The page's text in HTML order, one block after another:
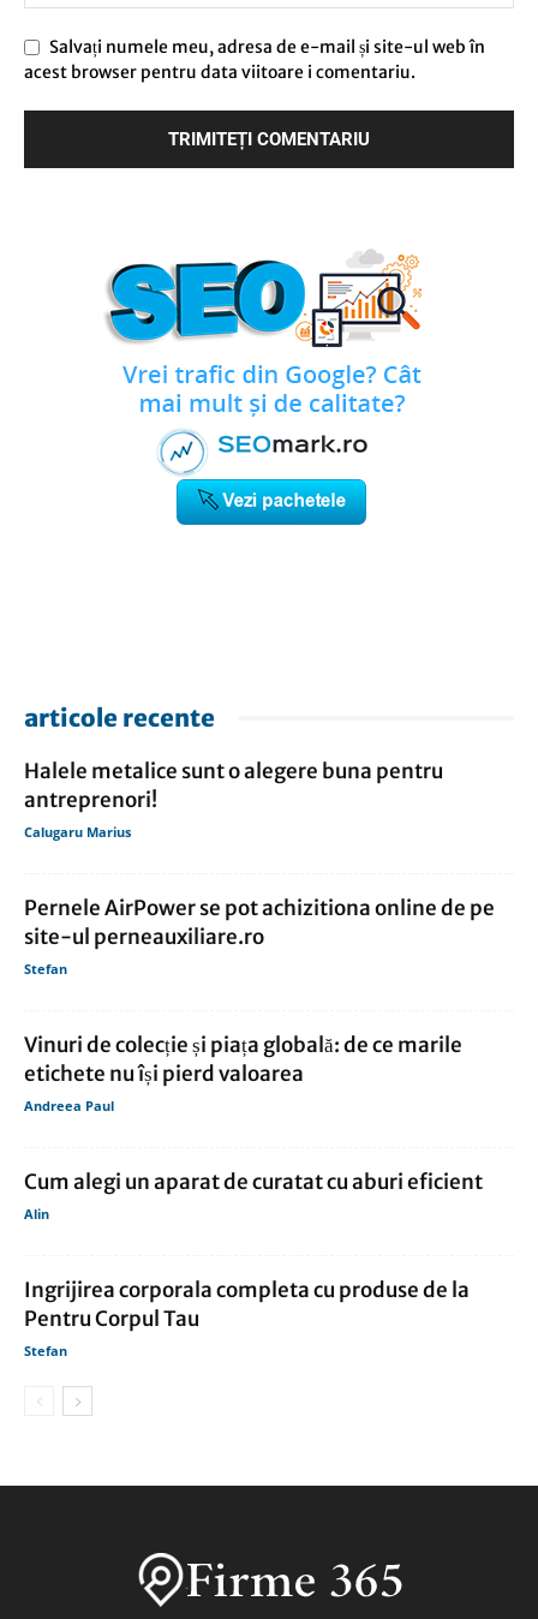
Salvați numele meu, adresa de e-mail și site-ul web în
acest browser pentru data viitoare i comentariu.
articole recente
Halele metalice sunt o alegere buna pentru
antreprenori!
Calugaru Marius
Pernele AirPower se pot achizitiona online de pe
site-ul perneauxiliare.ro
Stefan
Vinuri de colecție și piața globală: de ce marile
etichete nu își pierd valoarea
Andreea Paul
Cum alegi un aparat de curatat cu aburi eficient
Alin
Ingrijirea corporala completa cu produse de la
Pentru Corpul Tau
Stefan